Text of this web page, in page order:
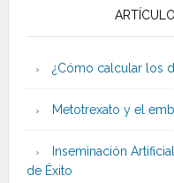
¿Cómo calcular los
Metotrexato y el
Inseminación
de Éxito